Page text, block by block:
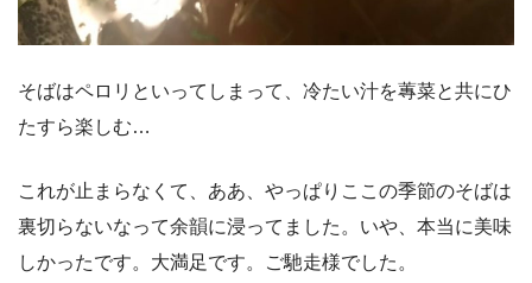
そばはペロリといってしまって、冷たい汁を蓴菜と共にひ
たすら楽しむ…
これが止まらなくて、ああ、やっぱりここの季節のそばは
裏切らないなって余韻に浸ってました。いや、本当に美味
しかったです。大満足です。ご馳走様でした。